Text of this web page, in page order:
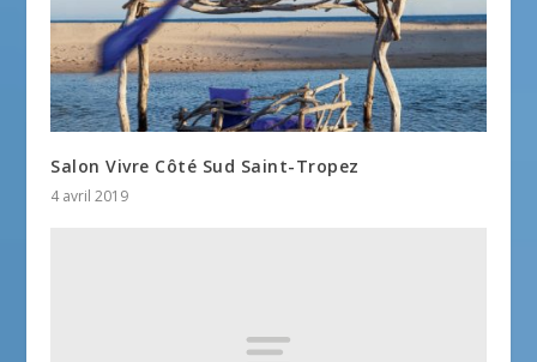
Salon Vivre Côté Sud Saint-Tropez
4 avril 2019